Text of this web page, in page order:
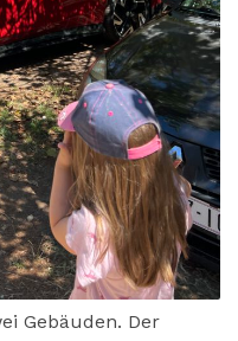
Gebäuden. Der